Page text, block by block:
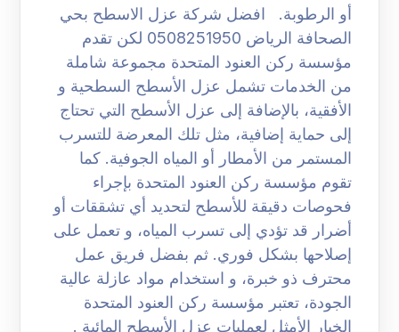
أو الرطوبة. افضل شركة عزل الاسطح بحي
الصحافة الرياض 0508251950 لكن تقدم
مؤسسة ركن العنود المتحدة مجموعة شاملة
من الخدمات تشمل عزل الأسطح السطحية و
الأفقية، بالإضافة إلى عزل الأسطح التي تحتاج
إلى حماية إضافية، مثل تلك المعرضة للتسرب
المستمر من الأمطار أو المياه الجوفية. كما
تقوم مؤسسة ركن العنود المتحدة بإجراء
فحوصات دقيقة للأسطح لتحديد أي تشققات أو
أضرار قد تؤدي إلى تسرب المياه، و تعمل على
إصلاحها بشكل فوري. ثم بفضل فريق عمل
محترف ذو خبرة، و استخدام مواد عازلة عالية
الجودة، تعتبر مؤسسة ركن العنود المتحدة
الخيار الأمثل لعمليات عزل الأسطح المائية .